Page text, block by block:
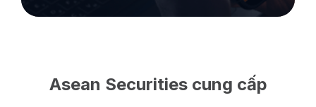
Asean Securities cung cấp